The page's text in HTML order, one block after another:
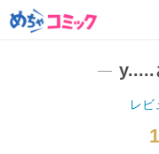
y.....
レビ